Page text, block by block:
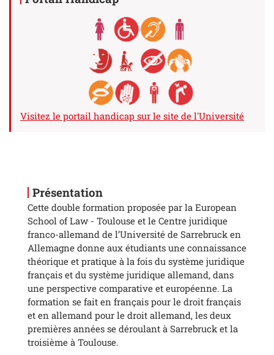
Visitez le portail handicap sur le site de l'Université
Présentation
Cette double formation proposée par la European
School of Law - Toulouse et le Centre juridique
franco-allemand de l’Université de Sarrebruck en
Allemagne donne aux étudiants une connaissance
théorique et pratique à la fois du système juridique
français et du système juridique allemand, dans
une perspective comparative et européenne. La
formation se fait en français pour le droit français
et en allemand pour le droit allemand, les deux
premières années se déroulant à Sarrebruck et la
troisième à Toulouse.